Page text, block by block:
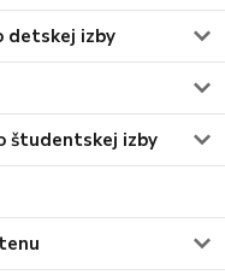
detskej izby
študentskej izby